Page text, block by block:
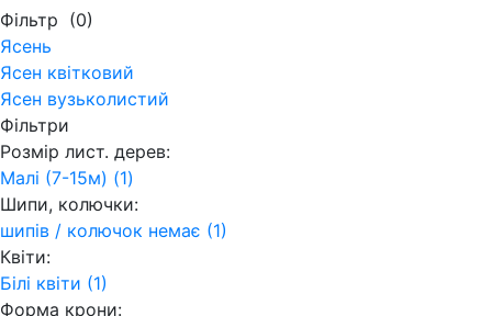
Фільтр (0)
Ясень
Ясен квітковий
Ясен вузьколистий
Фільтри
Розмір лист. дерев:
Малі (7-15м) (1)
Шипи, колючки:
шипів / колючок немає (1)
Квіти:
Білі квіти (1)
Форма крони: